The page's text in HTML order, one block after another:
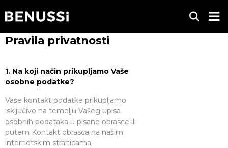
Pravila privatnosti
1. Na koji način prikupljamo Vaše
osobne podatke?
Vaše kontakt podatke prikupljamo
isključivo na temelju Vašeg upisa
osobnih podataka u pisane obrasce ili
putem Kontakt obrasca na našim
internetskim stranicama